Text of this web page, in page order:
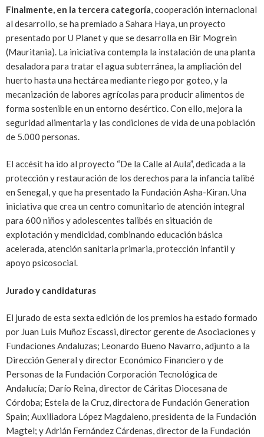
Finalmente, en la tercera categoría, cooperación internacional
al desarrollo, se ha premiado a Sahara Haya, un proyecto
presentado por U Planet y que se desarrolla en Bir Mogrein
(Mauritania). La iniciativa contempla la instalación de una planta
desaladora para tratar el agua subterránea, la ampliación del
huerto hasta una hectárea mediante riego por goteo, y la
mecanización de labores agrícolas para producir alimentos de
forma sostenible en un entorno desértico. Con ello, mejora la
seguridad alimentaria y las condiciones de vida de una población
de 5.000 personas.
​El accésit ha ido al proyecto “De la Calle al Aula”, dedicada a la
protección y restauración de los derechos para la infancia talibé
en Senegal, y que ha presentado la Fundación Asha-Kiran. Una
iniciativa que crea un centro comunitario de atención integral
para 600 niños y adolescentes talibés en situación de
explotación y mendicidad, combinando educación básica
acelerada, atención sanitaria primaria, protección infantil y
apoyo psicosocial.
Jurado y candidaturas
El jurado de esta sexta edición de los premios ha estado formado
por Juan Luis Muñoz Escassi, director gerente de Asociaciones y
Fundaciones Andaluzas; Leonardo Bueno Navarro, adjunto a la
Dirección General y director Económico Financiero y de
Personas de la Fundación Corporación Tecnológica de
Andalucía; Darío Reina, director de Cáritas Diocesana de
Córdoba; Estela de la Cruz, directora de Fundación Generation
Spain; Auxiliadora López Magdaleno, presidenta de la Fundación
Magtel; y Adrián Fernández Cárdenas, director de la Fundación